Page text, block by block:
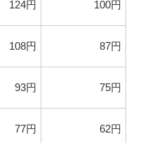
124円 100円
108円 87円
93円 75円
77円 62円